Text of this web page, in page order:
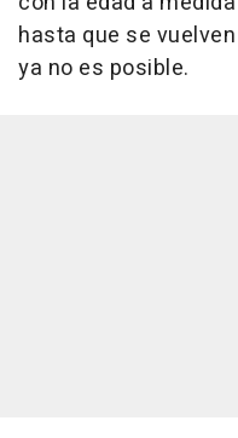
hasta que se
ya no es posible.